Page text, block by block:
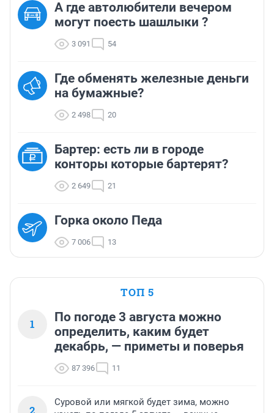
А где автолюбители вечером
могут поесть шашлыки ?
3 091 54
Где обменять железные деньги
на бумажные?
2 498 20
Бартер: есть ли в городе
конторы которые бартерят?
2 649 21
Горка около Педа
7 006 13
ТОП 5
1
По погоде 3 августа можно
определить, каким будет
декабрь, — приметы и поверья
87 396 11
Суровой или мягкой будет зима, можно